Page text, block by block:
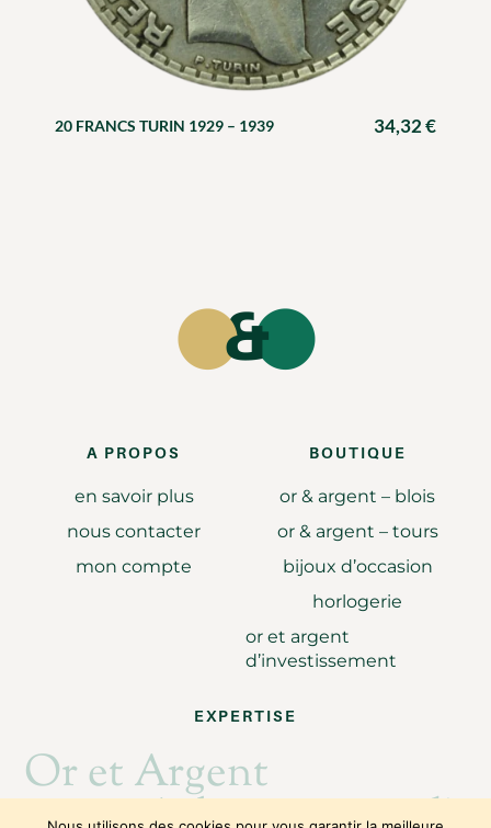
20 FRANCS TURIN 1929 – 1939 34,32€
A PROPOS
en savoir plus
nous contacter
mon compte
BOUTIQUE
or & argent – blois
or & argent – tours
bijoux d’occasion
horlogerie
or et argent
d’investissement
EXPERTISE
Or et Argent